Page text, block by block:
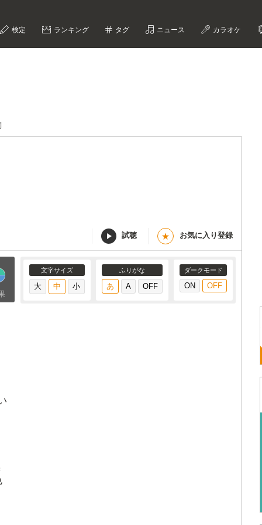
検定 ランキング タグ ニュース カラオケ
試聴 ★ お気に入り登録
文字サイズ ふりがな ダークモード